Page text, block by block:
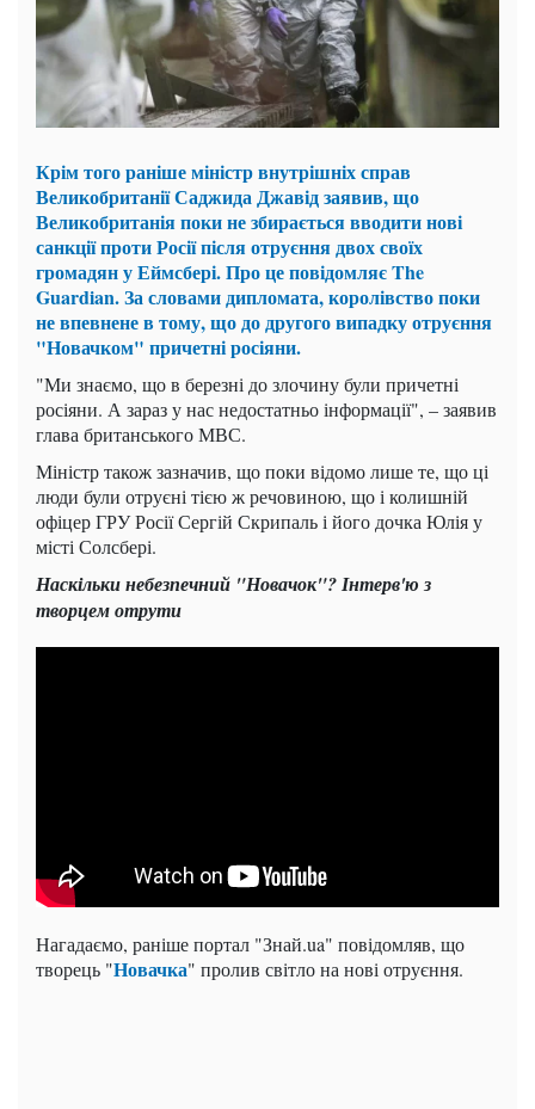
Крім того раніше міністр внутрішніх справ
Великобританії Саджида Джавід заявив, що
Великобританія поки не збирається вводити нові
санкції проти Росії після отруєння двох своїх
громадян у Еймсбері. Про це повідомляє The
Guardian. За словами дипломата, королівство поки
не впевнене в тому, що до другого випадку отруєння
"Новачком" причетні росіяни.
"Ми знаємо, що в березні до злочину були причетні
росіяни. А зараз у нас недостатньо інформації", – заявив
глава британського МВС.
Міністр також зазначив, що поки відомо лише те, що ці
люди були отруєні тією ж речовиною, що і колишній
офіцер ГРУ Росії Сергій Скрипаль і його дочка Юлія у
місті Солсбері.
Наскільки небезпечний "Новачок"? Інтерв'ю з
творцем отрути
Нагадаємо, раніше портал "Знай.ua" повідомляв, що
творець "Новачка" пролив світло на нові отруєння.